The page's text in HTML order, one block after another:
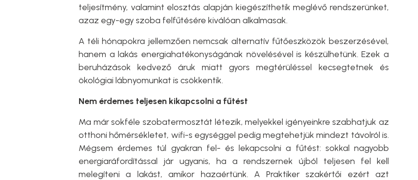
teljesítmény, valamint elosztás alapján kiegészíthetik meglévő rendszerünket,
azaz egy-egy szoba felfűtésére kiválóan alkalmasak.
A téli hónapokra jellemzően nemcsak alternatív fűtőeszközök beszerzésével,
hanem a lakás energiahatékonyságának növelésével is készülhetünk. Ezek a
beruházások kedvező áruk miatt gyors megtérüléssel kecsegtetnek és
ökológiai lábnyomunkat is csökkentik.
Nem érdemes teljesen kikapcsolni a fűtést
Ma már sokféle szobatermosztát létezik, melyekkel igényeinkre szabhatjuk az
otthoni hőmérsékletet, wifi-s egységgel pedig megtehetjük mindezt távolról is.
Mégsem érdemes túl gyakran fel- és lekapcsolni a fűtést: sokkal nagyobb
energiaráfordítással jár ugyanis, ha a rendszernek újból teljesen fel kell
melegíteni a lakást, amikor hazaértünk. A Praktiker szakértői ezért azt